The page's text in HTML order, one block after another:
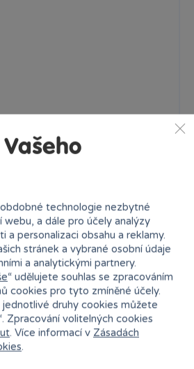
cm serie 2 - více druhů
99 Kč
Klub:
Rezervovat
technologie nezbytné
webu, a dále pro účely analýzy
a personalizaci obsahu a reklamy.
stránek a vybrané osobní údaje
a analytickými partnery.
“ udělujete souhlas se zpracováním
cookies pro tyto zmíněné účely.
druhy cookies můžete
Zpracování volitelných cookies
. Více informací v Zásadách
.